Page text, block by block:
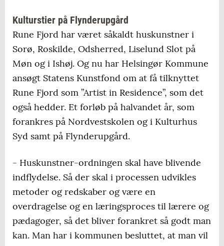
Kulturstier på Flynderupgård
Rune Fjord har været såkaldt huskunstner i
Sorø, Roskilde, Odsherred, Liselund Slot på
Møn og i Ishøj. Og nu har Helsingør Kommune
ansøgt Statens Kunstfond om at få tilknyttet
Rune Fjord som ”Artist in Residence”, som det
også hedder. Et forløb på halvandet år, som
forankres på Nordvestskolen og i Kulturhus
Syd samt på Flynderupgård.
- Huskunstner-ordningen skal have blivende
indflydelse. Så der skal i processen udvikles
metoder og redskaber og være en
overdragelse og en læringsproces til lærere og
pædagoger, så det bliver forankret så godt man
kan. Man har i kommunen besluttet, at man vil